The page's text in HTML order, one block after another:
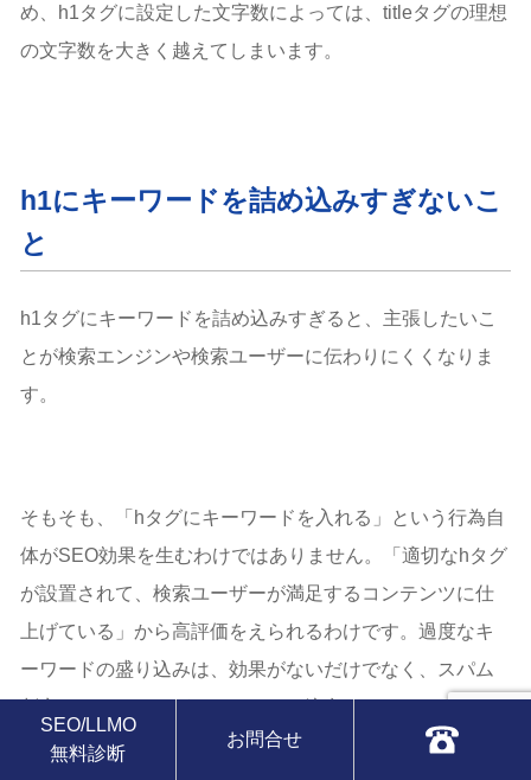
め、h1タグに設定した文字数によっては、titleタグの理想
の文字数を大きく越えてしまいます。
h1にキーワードを詰め込みすぎないこ
と
h1タグにキーワードを詰め込みすぎると、主張したいこ
とが検索エンジンや検索ユーザーに伝わりにくくなりま
す。
そもそも、「hタグにキーワードを入れる」という行為自
体がSEO効果を生むわけではありません。「適切なhタグ
が設置されて、検索ユーザーが満足するコンテンツに仕
上げている」から高評価をえられるわけです。過度なキ
ーワードの盛り込みは、効果がないだけでなく、スパム
SEO/LLMO
無料診断
お問合せ